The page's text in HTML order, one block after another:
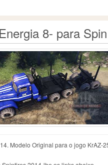
8- para
Modelo Original para o jogo KrAZ-